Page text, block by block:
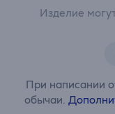
Изделие
При написании
обычаи.